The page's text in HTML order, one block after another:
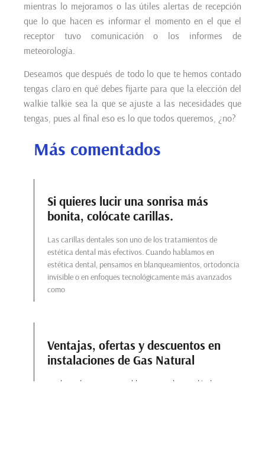
mientras lo mejoramos o las útiles alertas de recepción
que lo que hacen es informar el momento en el que el
receptor tuvo comunicación o los informes de
meteorología.
Deseamos que después de todo lo que te hemos contado
tengas claro en qué debes fijarte para que la elección del
walkie talkie sea la que se ajuste a las necesidades que
tengas, pues al final eso es lo que todos queremos, ¿no?
Más comentados
Si quieres lucir una sonrisa más
bonita, colócate carillas.
Las carillas dentales son uno de los tratamientos de
estética dental más efectivos. Cuando hablamos en
estética dental, pensamos en blanqueamientos, ortodoncia
invisible o en enfoques tecnológicamente más avanzados
como
Ventajas, ofertas y descuentos en
instalaciones de Gas Natural
¿Es hora de renovar su caldera y no sabe por dónde